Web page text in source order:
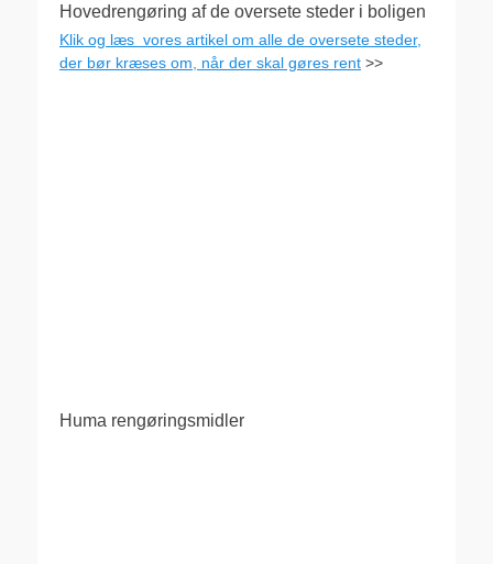
Hovedrengøring af de oversete steder i boligen
Klik og læs vores artikel om alle de oversete steder,
der bør kræses om, når der skal gøres rent >>
Huma rengøringsmidler